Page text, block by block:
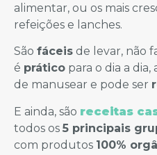
alimentar, ou os mais
refeições e lanches.
São fáceis de levar, não
é prático para o dia a
de manusear e pode ser
E ainda, são receitas
todos os 5 principais
com produtos 100%